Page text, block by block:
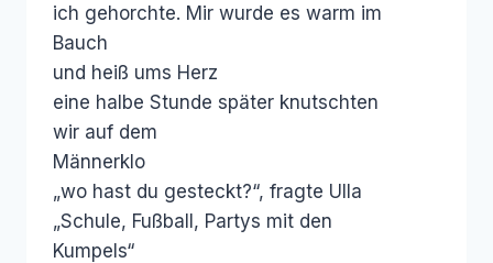
ich gehorchte. Mir wurde es warm im
Bauch
und heiß ums Herz
eine halbe Stunde später knutschten
wir auf dem
Männerklo
„wo hast du gesteckt?“, fragte Ulla
„Schule, Fußball, Partys mit den
Kumpels“